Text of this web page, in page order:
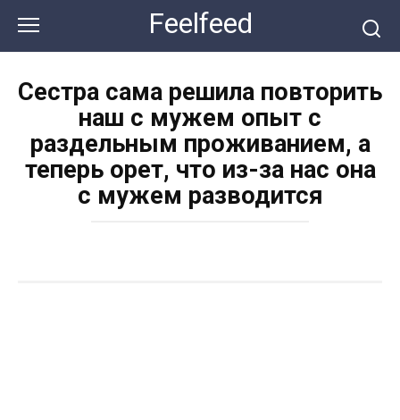
контенту
Feelfeed
Сестра сама решила повторить
наш с мужем опыт с
раздельным проживанием, а
теперь орет, что из-за нас она
с мужем разводится